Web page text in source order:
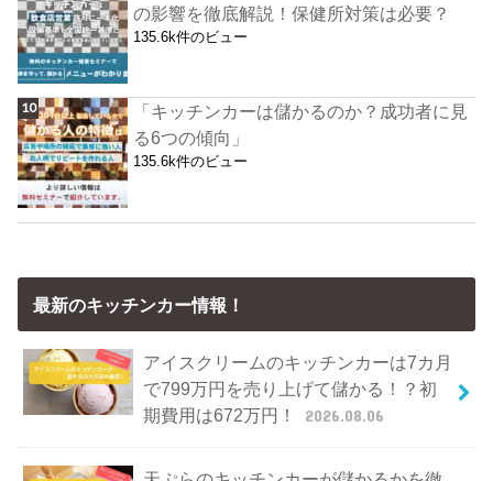
の影響を徹底解説！保健所対策は必要？
135.6k件のビュー
「キッチンカーは儲かるのか？成功者に見
る6つの傾向」
135.6k件のビュー
最新のキッチンカー情報！
アイスクリームのキッチンカーは7カ月
で799万円を売り上げて儲かる！？初
期費用は672万円！
2026.08.06